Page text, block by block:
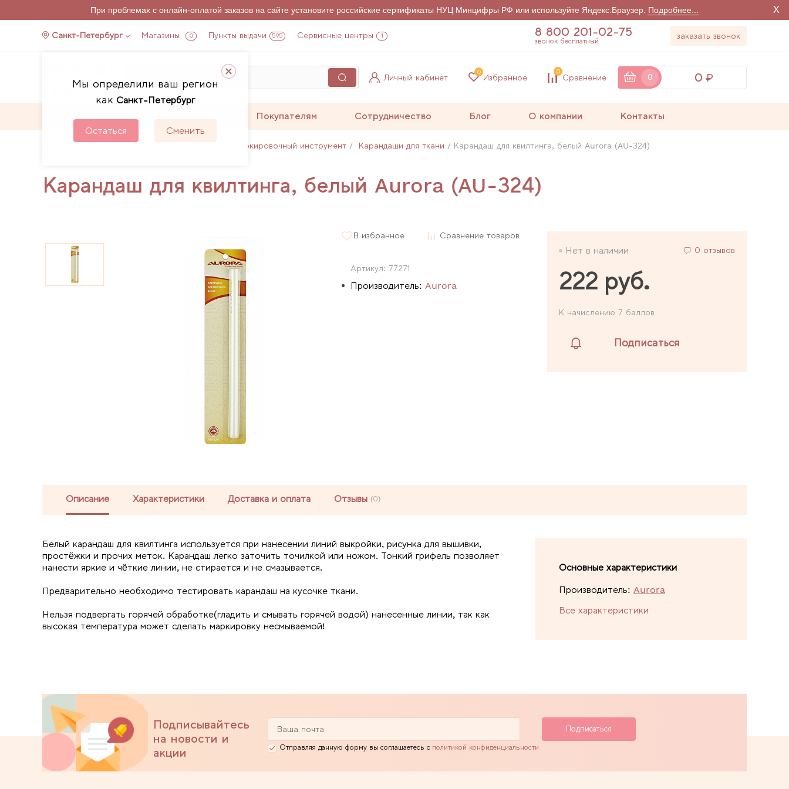
При проблемах с онлайн-оплатой заказов на сайте установите российские сертификаты НУЦ Минцифры РФ или используйте Яндекс.Браузер. Подробнее... X
Санкт-Петербург Магазины 0 Пункты выдачи 595 Сервисные центры 1
Мы определили ваш регион
как Санкт-Петербург
Остаться Сменить
8 800 201-02-75
звонок бесплатный
заказать звонок
Личный кабинет Избранное
0
Сравнение
0
0 0
Покупателям Сотрудничество Блог О компании Контакты
Каталог Аксессуары для шитья Маркировочный инструмент Карандаши для ткани Карандаш для квилтинга, белый Aurora (AU-324)
Карандаш для квилтинга, белый Aurora (AU-324)
В избранное Сравнение товаров
Артикул: 77271
Производитель: Aurora
Нет в наличии 0 отзывов
222 руб.
К начислению 7 баллов
Подписаться
Описание Характеристики Доставка и оплата Отзывы (0)
Белый карандаш для квилтинга используется при нанесении линий выкройки, рисунка для вышивки,
простёжки и прочих меток. Карандаш легко заточить точилкой или ножом. Тонкий грифель позволяет
нанести яркие и чёткие линии, не стирается и не смазывается.
Предварительно необходимо тестировать карандаш на кусочке ткани.
Нельзя подвергать горячей обработке(гладить и смывать горячей водой) нанесенные линии, так как
высокая температура может сделать маркировку несмываемой!
Основные характеристики
Производитель: Aurora
Все характеристики
Подписывайтесь
на новости и
акции
Отправляя данную форму вы соглашаетесь с политикой конфиденциальности